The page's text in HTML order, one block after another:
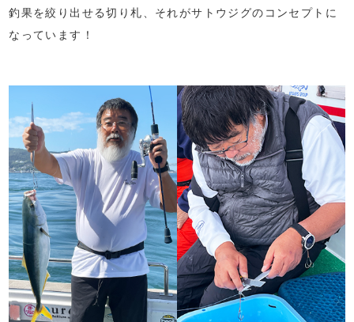
釣果を絞り出せる切り札、それがサトウジグのコンセプトに
なっています！